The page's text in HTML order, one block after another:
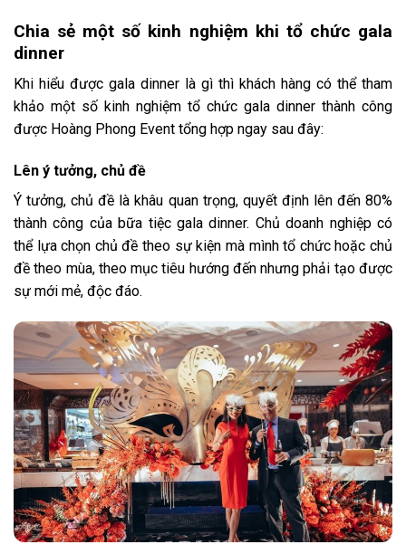
Chia sẻ một số kinh nghiệm khi tổ chức gala
dinner
Khi hiểu được gala dinner là gì thì khách hàng có thể tham
khảo một số kinh nghiệm tổ chức gala dinner thành công
được Hoàng Phong Event tổng hợp ngay sau đây:
Lên ý tưởng, chủ đề
Ý tưởng, chủ đề là khâu quan trọng, quyết định lên đến 80%
thành công của bữa tiệc gala dinner. Chủ doanh nghiệp có
thể lựa chọn chủ đề theo sự kiện mà mình tổ chức hoặc chủ
đề theo mùa, theo mục tiêu hướng đến nhưng phải tạo được
sự mới mẻ, độc đáo.